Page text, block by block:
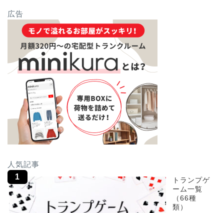
広告
人気記事
トランプゲ
ーム一覧
（66種
類）